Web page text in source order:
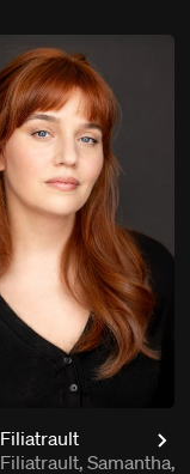
Samantha,